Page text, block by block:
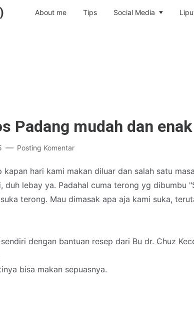
About me Tips Social Media
Padang mudah dan enak
Posting Komentar
hari kami makan diluar dan salah satu
duh lebay ya. Padahal cuma terong yg dibumbu
terong. Mau dimasak apa aja kami suka,
dengan bantuan resep dari Bu dr. Chuz
bisa makan sepuasnya.